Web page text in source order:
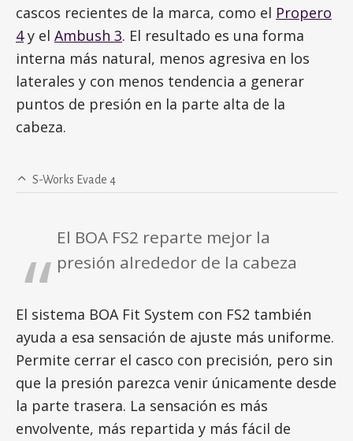
cascos recientes de la marca, como el Propero
4y el Ambush 3. El resultado es una forma
interna más natural, menos agresiva en los
laterales y con menos tendencia a generar
puntos de presión en la parte alta de la
cabeza.
S-Works Evade 4
El BOA FS2 reparte mejor la
presión alrededor de la cabeza
El sistema BOA Fit System con FS2 también
ayuda a esa sensación de ajuste más uniforme.
Permite cerrar el casco con precisión, pero sin
que la presión parezca venir únicamente desde
la parte trasera. La sensación es más
envolvente, más repartida y más fácil de